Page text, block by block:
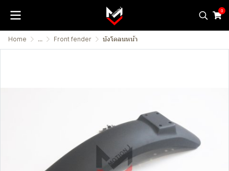
0
Home ... Front fender บังโคลนหน้า